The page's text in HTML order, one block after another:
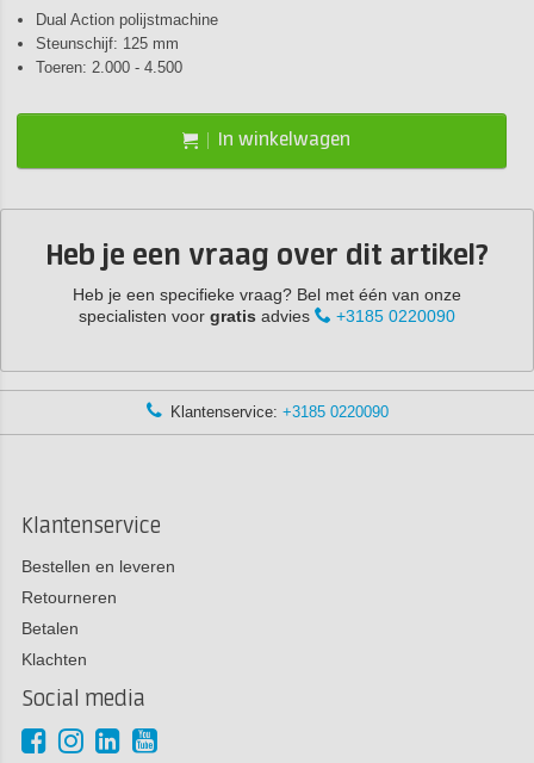
Dual Action polijstmachine
Steunschijf: 125 mm
Toeren: 2.000 - 4.500
In winkelwagen
Heb je een vraag over dit artikel?
Heb je een specifieke vraag? Bel met één van onze
specialisten voor gratis advies +3185 0220090
Klantenservice: +3185 0220090
Klantenservice
Bestellen en leveren
Retourneren
Betalen
Klachten
Social media